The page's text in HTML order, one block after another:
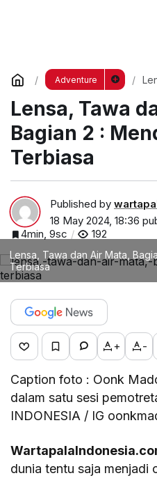
Adventure
Lensa, Tawa
Bagian 2 :
Terbiasa
Published by
18 May 2024, 18:36
4min, 9sc
192
Lensa, Tawa dan Air Mata,
Terbiasa
+ -
Caption foto : Oonk
dalam satu sesi
INDONESIA / IG
dunia tentu saja menjadi